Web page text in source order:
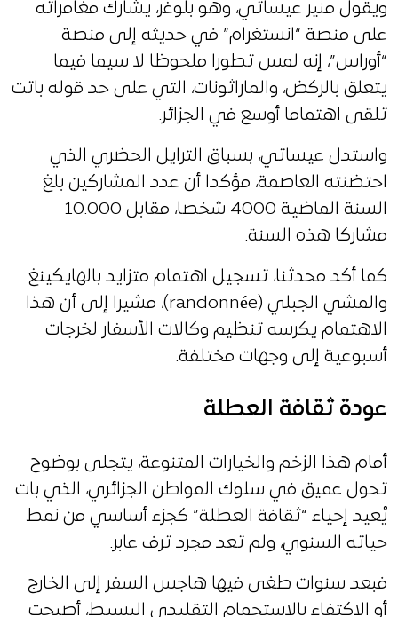
ويقول منير عيساتي، وهو بلوغر، يشارك مغامراته
على منصة “انستغرام” في حديثه إلى منصة
“أوراس”، إنه لمس تطورا ملحوظا لا سيما فيما
يتعلق بالركض، والماراثونات، التي على حد قوله باتت
تلقى اهتماما أوسع في الجزائر.
واستدل عيساتي، بسباق الترايل الحضري الذي
احتضنته العاصمة، مؤكدا أن عدد المشاركين بلغ
السنة الماضية 4000 شخصا، مقابل 10.000
مشاركا هذه السنة.
كما أكد محدثنا، تسجيل اهتمام متزايد بالهايكينغ
والمشي الجبلي (randonnée)، مشيرا إلى أن هذا
الاهتمام يكرسه تنظيم وكالات الأسفار لخرجات
أسبوعية إلى وجهات مختلفة.
عودة ثقافة العطلة
أمام هذا الزخم والخيارات المتنوعة، يتجلى بوضوح
تحول عميق في سلوك المواطن الجزائري، الذي بات
يُعيد إحياء “ثقافة العطلة” كجزء أساسي من نمط
حياته السنوي، ولم تعد مجرد ترف عابر.
فبعد سنوات طغى فيها هاجس السفر إلى الخارج
أو الاكتفاء بالاستجمام التقليدي البسيط، أصبحت